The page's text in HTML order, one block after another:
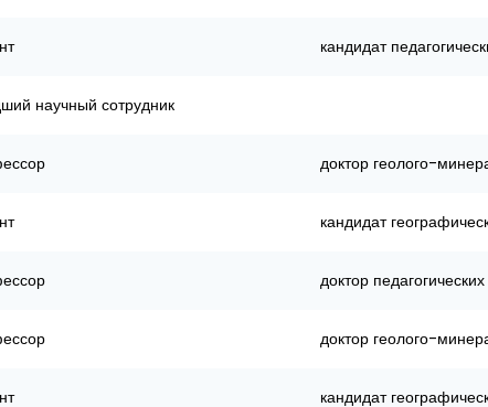
кандидат
научный сотрудник
доктор геолого-
кандидат
доктор
доктор геолого-
кандидат